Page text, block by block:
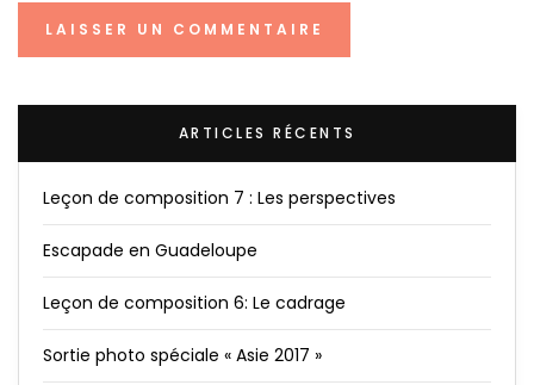
ARTICLES RÉCENTS
Leçon de composition 7 : Les perspectives
Escapade en Guadeloupe
Leçon de composition 6: Le cadrage
Sortie photo spéciale « Asie 2017 »